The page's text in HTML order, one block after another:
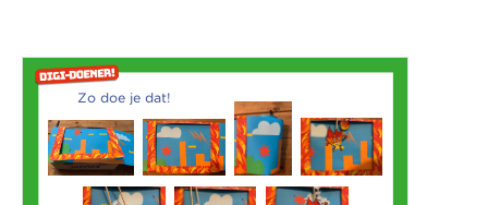
Zo doe je dat!